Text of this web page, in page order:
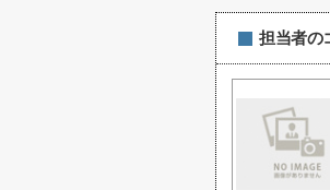
担当者の